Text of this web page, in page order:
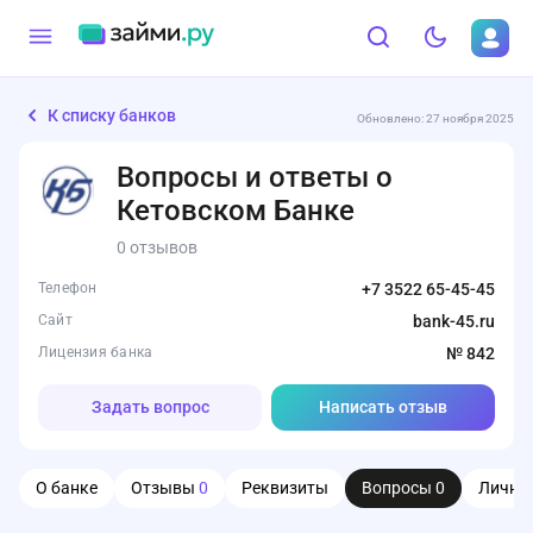
К списку банков Обновлено: 27 ноября 2025
Вопросы и ответы о
Кетовском Банке
0 отзывов
Телефон +7 3522 65-45-45
Сайт bank-45.ru
Лицензия банка № 842
Задать вопрос Написать отзыв
О банке Отзывы 0 Реквизиты Вопросы 0